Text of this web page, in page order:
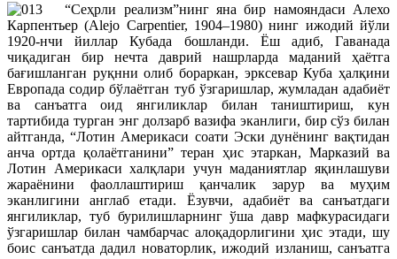
“Сеҳрли реализм”нинг яна бир намояндаси Алехо
Карпентьер (Alejo Carpentier, 1904–1980) нинг ижодий йўли
1920-нчи йиллар Кубада бошланди. Ёш адиб, Гаванада
чиқадиган бир нечта даврий нашрларда маданий ҳаётга
бағишланган руқнни олиб бораркан, эрксевар Куба ҳалқини
Европада содир бўлаётган туб ўзгаришлар, жумладан адабиёт
ва санъатга оид янгиликлар билан таништириш, кун
тартибида турган энг долзарб вазифа эканлиги, бир сўз билан
айтганда, “Лотин Америкаси соати Эски дунёнинг вақтидан
анча ортда қолаётганини” теран ҳис этаркан, Марказий ва
Лотин Америкаси халқлари учун маданиятлар яқинлашуви
жараёнини фаоллаштириш қанчалик зарур ва муҳим
эканлигини англаб етади. Ёзувчи, адабиёт ва санъатдаги
янгиликлар, туб бурилишларнинг ўша давр мафкурасидаги
ўзгаришлар билан чамбарчас алоқадорлигини ҳис этади, шу
боис санъатда дадил новаторлик, ижодий изланиш, санъатга